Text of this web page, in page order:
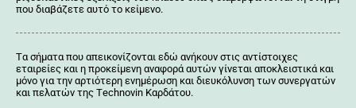
που διαβάζετε αυτό το κείμενο.
Tα σήματα που απεικονίζονται εδώ ανήκουν στις αντίστοιχες
εταιρείες και η προκείμενη αναφορά αυτών γίνεται αποκλειστικά και
μόνο για την αρτιότερη ενημέρωση και διευκόλυνση των συνεργατών
και πελατών της Τechnovin Kαρδάτου.